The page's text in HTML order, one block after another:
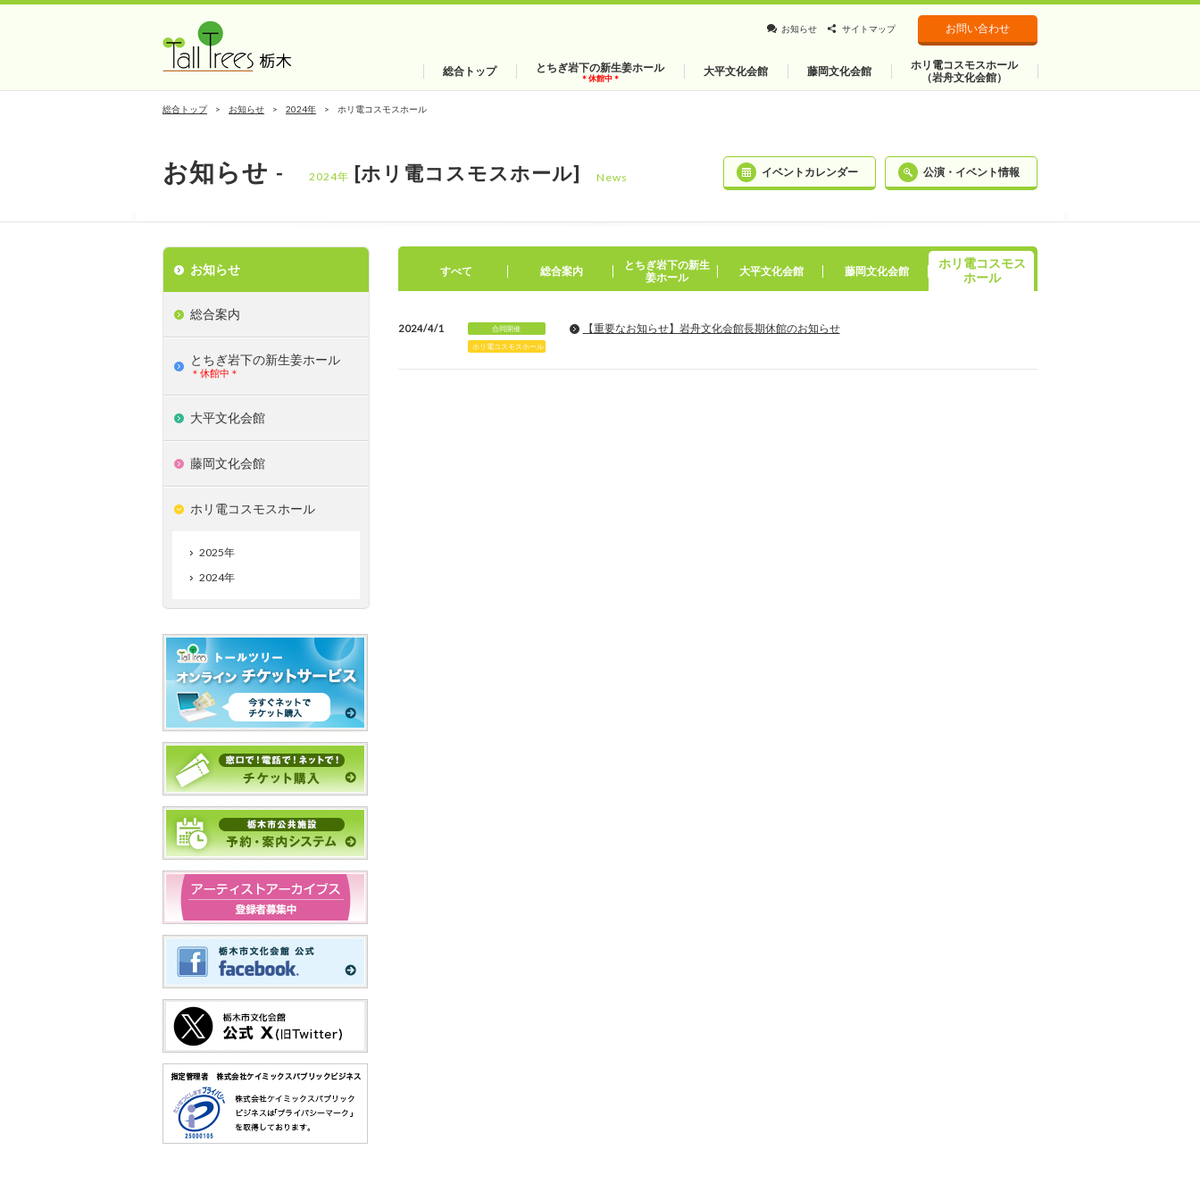
総合トップ とちぎ岩下の新生姜ホール
＊休館中＊ 大平文化会館 藤岡文化会館
ホリ電コスモスホール
（岩舟文化会館）
お知らせ サイトマップ お問い合わせ
総合トップ お知らせ 2024年 ホリ電コスモスホール
お知らせ - 2024年 [ホリ電コスモスホール] News イベントカレンダー 公演・イベント情報
お知らせ
総合案内
とちぎ岩下の新⽣姜ホール
＊休館中＊
大平文化会館
藤岡文化会館
ホリ電コスモスホール
2025年
2024年
すべて 総合案内
とちぎ岩下の新⽣
姜ホール
大平文化会館 藤岡文化会館
ホリ電コスモス
ホール
2024/4/1
合同開催
ホリ電コスモスホール
【重要なお知らせ】岩舟文化会館長期休館のお知らせ